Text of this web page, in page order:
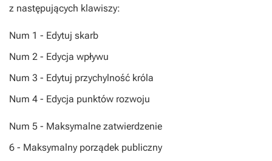
z następujących klawiszy:
Num 1 - Edytuj skarb
Num 2 - Edycja wpływu
Num 3 - Edytuj przychylność króla
Num 4 - Edycja punktów rozwoju
Num 5 - Maksymalne zatwierdzenie
6 - Maksymalny porządek publiczny